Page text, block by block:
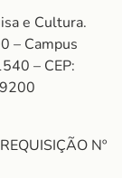
e Cultura.
– Campus
– CEP:
Nº